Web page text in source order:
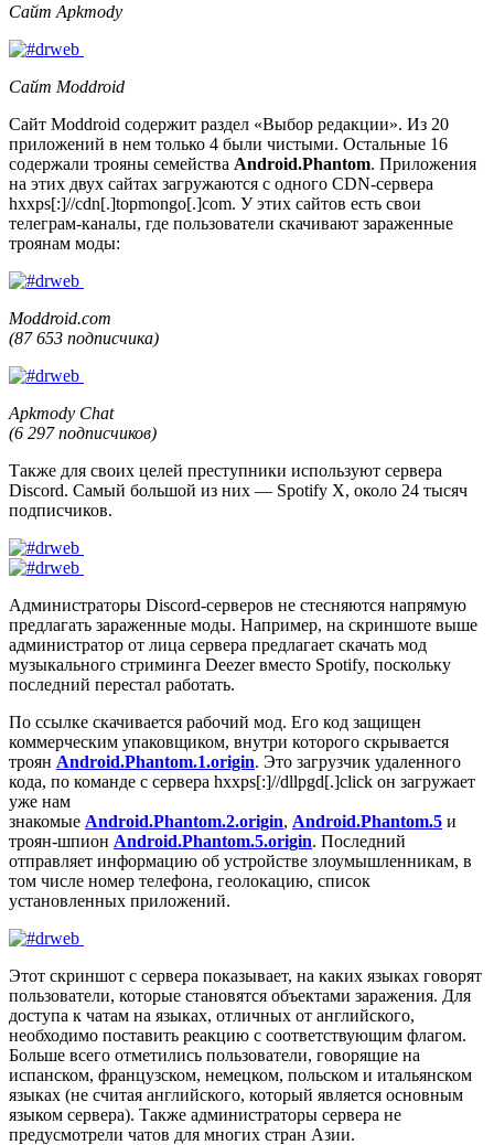
Сайт Apkmody
Сайт Moddroid
Сайт Moddroid содержит раздел «Выбор редакции». Из 20
приложений в нем только 4 были чистыми. Остальные 16
содержали трояны семейства Android.Phantom. Приложения
на этих двух сайтах загружаются с одного CDN-сервера
hxxps[:]//cdn[.]topmongo[.]com. У этих сайтов есть свои
телеграм-каналы, где пользователи скачивают зараженные
троянам моды:
Moddroid.com
(87 653 подписчика)
Apkmody Chat
(6 297 подписчиков)
Также для своих целей преступники используют сервера
Discord. Самый большой из них — Spotify X, около 24 тысяч
подписчиков.
Администраторы Discord-серверов не стесняются напрямую
предлагать зараженные моды. Например, на скриншоте выше
администратор от лица сервера предлагает скачать мод
музыкального стриминга Deezer вместо Spotify, поскольку
последний перестал работать.
По ссылке скачивается рабочий мод. Его код защищен
коммерческим упаковщиком, внутри которого скрывается
троян Android.Phantom.1.origin. Это загрузчик удаленного
кода, по команде с сервера hxxps[:]//dllpgd[.]click он загружает
уже нам
знакомые Android.Phantom.2.origin, Android.Phantom.5 и
троян-шпион Android.Phantom.5.origin. Последний
отправляет информацию об устройстве злоумышленникам, в
том числе номер телефона, геолокацию, список
установленных приложений.
Этот скриншот с сервера показывает, на каких языках говорят
пользователи, которые становятся объектами заражения. Для
доступа к чатам на языках, отличных от английского,
необходимо поставить реакцию с соответствующим флагом.
Больше всего отметились пользователи, говорящие на
испанском, французском, немецком, польском и итальянском
языках (не считая английского, который является основным
языком сервера). Также администраторы сервера не
предусмотрели чатов для многих стран Азии.